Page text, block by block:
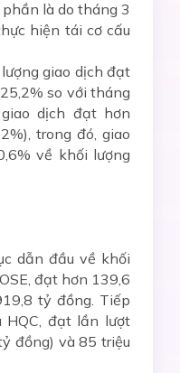
là do tháng 3
hiện tái cơ cấu
giao dịch đạt
so với tháng
dịch đạt hơn
trong đó, giao
về khối lượng
dẫn đầu về khối
đạt hơn 139,6
tỷ đồng. Tiếp
HQC, đạt lần lượt
đồng) và 85 triệu